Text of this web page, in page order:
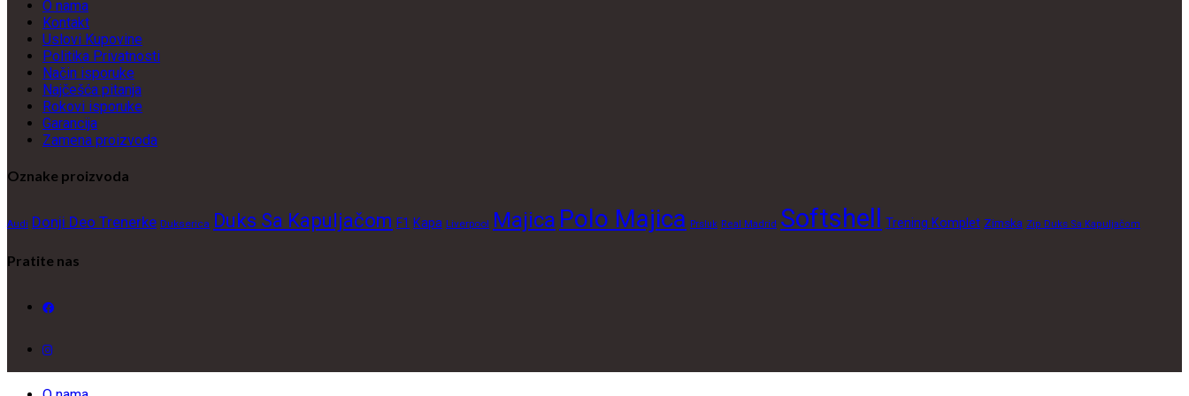
O nama
Kontakt
Uslovi Kupovine
Politika Privatnosti
Način isporuke
Najčešća pitanja
Rokovi isporuke
Garancija
Zamena proizvoda
Oznake proizvoda
Audi Donji Deo Trenerke Dukserica Duks Sa Kapuljačom F1 Kapa Liverpool Majica Polo Majica Prsluk Real Madrid Softshell Trening Komplet Zimska Zip Duks Sa Kapuljačom
Pratite nas